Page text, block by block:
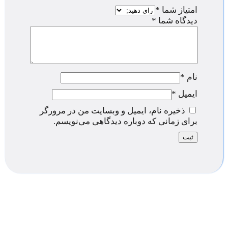
امتیاز شما *
دیدگاه شما *
نام *
ایمیل *
ذخیره نام، ایمیل و وبسایت من در مرورگر
برای زمانی که دوباره دیدگاهی می‌نویسم.